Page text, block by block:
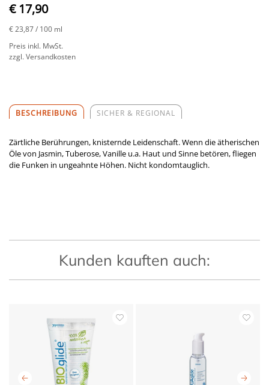
€ 17,90
€ 23,87/ 100 ml
Preis inkl. MwSt.
zzgl. Versandkosten
BESCHREIBUNG SICHER & REGIONAL
Zärtliche Berührungen, knisternde Leidenschaft. Wenn die ätherischen
Öle von Jasmin, Tuberose, Vanille u.a. Haut und Sinne betören, fliegen
die Funken in ungeahnte Höhen. Nicht kondomtauglich.
Kunden kauften auch: